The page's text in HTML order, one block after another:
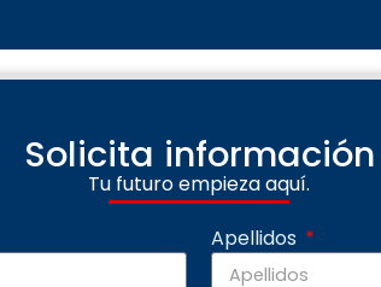
Solicita información
Tu futuro empieza aquí.
Apellidos